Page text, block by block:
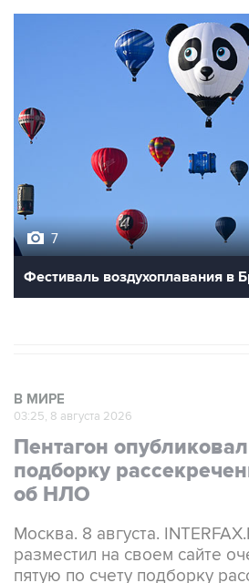
7
Фестиваль воздухоплавания в
В МИРЕ
03:25, 8 августа 2026
Пентагон
подборку
об НЛО
Москва. 8 августа.
разместил на своем сайте
пятую по счету подборку